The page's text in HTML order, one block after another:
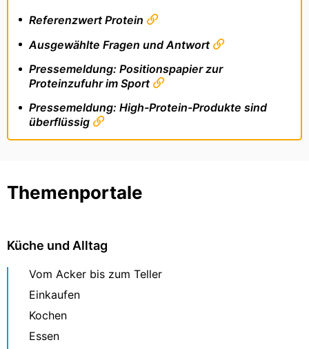
Referenzwert Protein
Ausgewählte Fragen und Antwort
Pressemeldung: Positionspapier zur
Proteinzufuhr im Sport
Pressemeldung: High-Protein-Produkte sind
überflüssig
Themenportale
Küche und Alltag
Vom Acker bis zum Teller
Einkaufen
Kochen
Essen